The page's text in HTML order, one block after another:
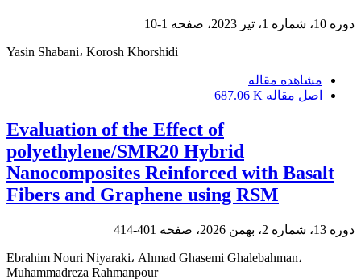
دوره 10، شماره 1، تیر 2023، صفحه 1-10
Yasin Shabani، Korosh Khorshidi
مشاهده مقاله
اصل مقاله 687.06 K
Evaluation of the Effect of
polyethylene/SMR20 Hybrid
Nanocomposites Reinforced with Basalt
Fibers and Graphene using RSM
دوره 13، شماره 2، بهمن 2026، صفحه 401-414
Ebrahim Nouri Niyaraki، Ahmad Ghasemi Ghalebahman،
Muhammadreza Rahmanpour